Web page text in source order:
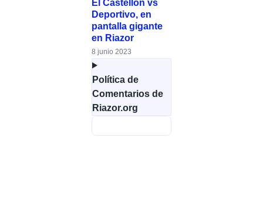
El Castellón vs
Deportivo, en
pantalla gigante
en Riazor
8 junio 2023
Política de
Comentarios de
Riazor.org